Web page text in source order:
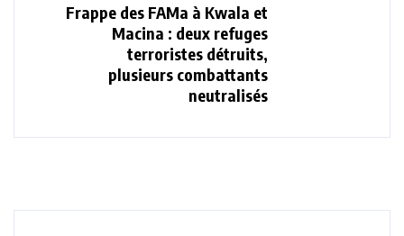
Frappe des FAMa à Kwala et
Macina : deux refuges
terroristes détruits,
plusieurs combattants
neutralisés